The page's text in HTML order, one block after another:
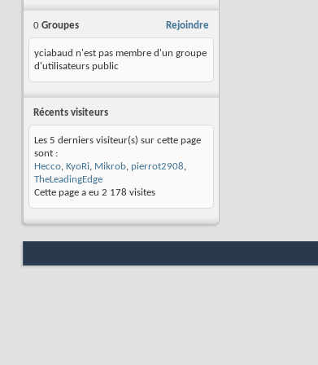
Rejoindre
0 Groupes
yciabaud n'est pas membre d'un groupe
d'utilisateurs public
Récents visiteurs
Les 5 derniers visiteur(s) sur cette page
sont :
Hecco, KyoRi, Mikrob, pierrot2908,
TheLeadingEdge
Cette page a eu 2 178 visites